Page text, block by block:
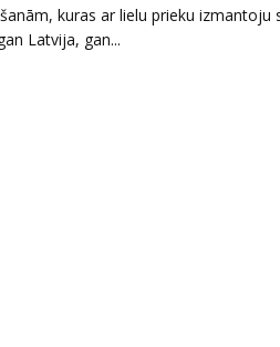
kuras ar lielu prieku izmantoju
Latvija, gan...